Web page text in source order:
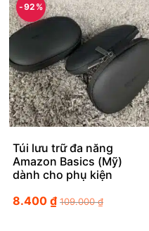
-92%
Túi lưu trữ đa năng
Amazon Basics (Mỹ)
dành cho phụ kiện
8.400 ₫ 109.000₫